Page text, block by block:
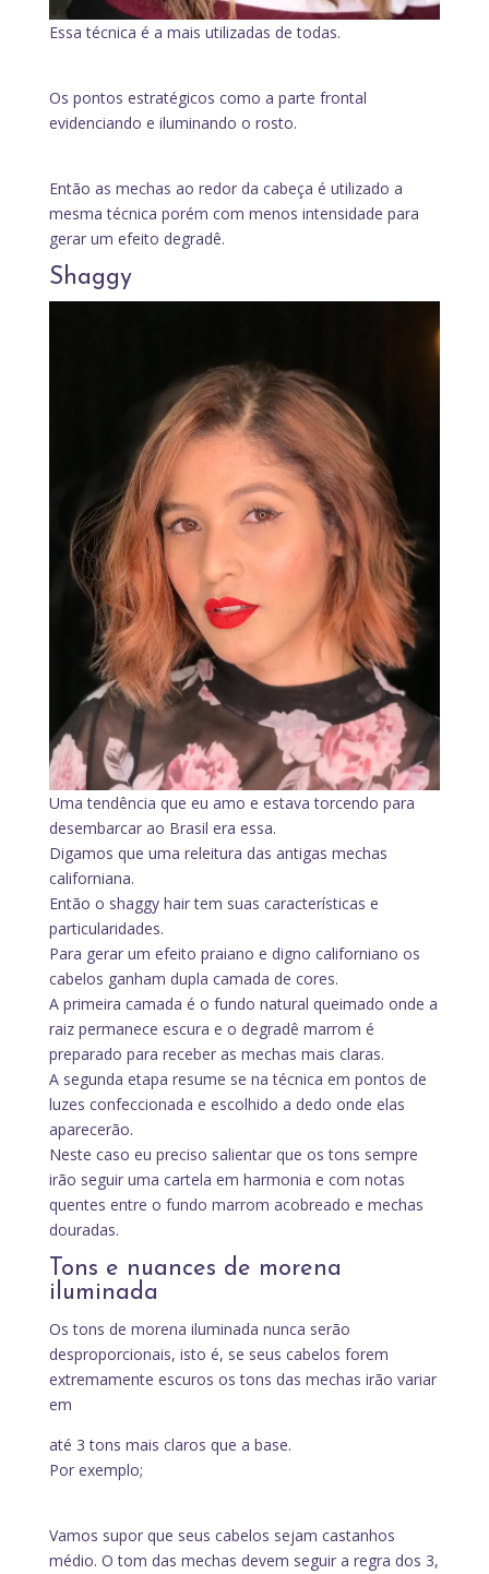
Essa técnica é a mais utilizadas de todas.
Os pontos estratégicos como a parte frontal
evidenciando e iluminando o rosto.
Então as mechas ao redor da cabeça é utilizado a
mesma técnica porém com menos intensidade para
gerar um efeito degradê.
Shaggy
Uma tendência que eu amo e estava torcendo para
desembarcar ao Brasil era essa.
Digamos que uma releitura das antigas mechas
californiana.
Então o shaggy hair tem suas características e
particularidades.
Para gerar um efeito praiano e digno californiano os
cabelos ganham dupla camada de cores.
A primeira camada é o fundo natural queimado onde a
raiz permanece escura e o degradê marrom é
preparado para receber as mechas mais claras.
A segunda etapa resume se na técnica em pontos de
luzes confeccionada e escolhido a dedo onde elas
aparecerão.
Neste caso eu preciso salientar que os tons sempre
irão seguir uma cartela em harmonia e com notas
quentes entre o fundo marrom acobreado e mechas
douradas.
Tons e nuances de morena
iluminada
Os tons de morena iluminada nunca serão
desproporcionais, isto é, se seus cabelos forem
extremamente escuros os tons das mechas irão variar
em
até 3 tons mais claros que a base.
Por exemplo;
Vamos supor que seus cabelos sejam castanhos
médio. O tom das mechas devem seguir a regra dos 3,